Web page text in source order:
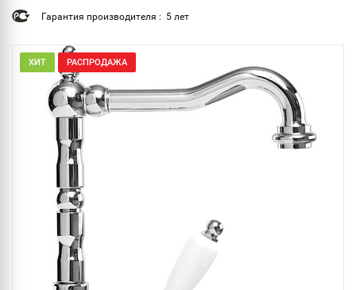
Гарантия производителя : 5 лет
ХИТ РАСПРОДАЖА